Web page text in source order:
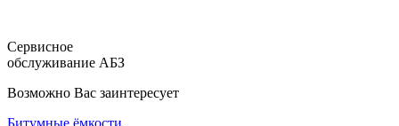
Сервисное
обслуживание АБЗ
Возможно Вас заинтересует
Битумные ёмкости